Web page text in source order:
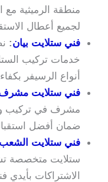
منطقة الرميثية مع
لجميع أعطال
فني ستلايت بيان:
خدمات تركيب
أنواع الرسيفر
فني ستلايت
مشرف في تركيب
ضمان أفضل
فني ستلايت الشعب
ستلايت متخصصة
الاشتراكات بأيدي